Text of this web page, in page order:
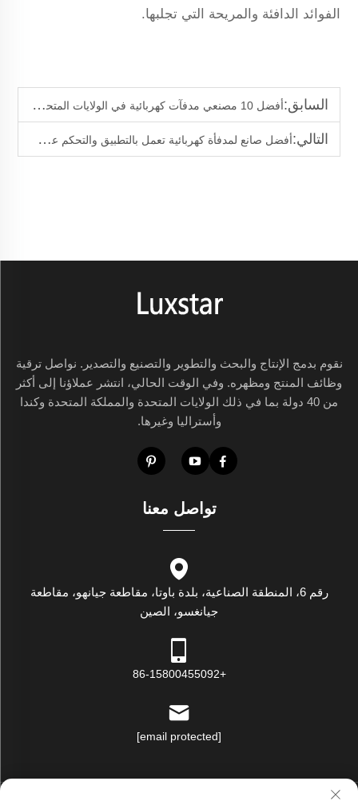
الفوائد الدافئة والمريحة التي تجلبها.
السابق:أفضل 10 مصنعي مدفآت كهربائية في الولايات المتحدة الأمريكية
التالي:أفضل صانع لمدفأة كهربائية تعمل بالتطبيق والتحكم عن بعد
نقوم بدمج الإنتاج والبحث والتطوير والتصنيع والتصدير. نواصل ترقية
وظائف المنتج ومظهره. وفي الوقت الحالي، انتشر عملاؤنا إلى أكثر
من 40 دولة بما في ذلك الولايات المتحدة والمملكة المتحدة وكندا
وأستراليا وغيرها.
تواصل معنا
رقم 6، المنطقة الصناعية، بلدة باوتا، مقاطعة جيانهو، مقاطعة
جيانغسو، الصين
+86-15800455092
[email protected]